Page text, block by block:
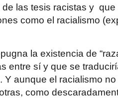
de las tesis racistas y
como el racialismo
la existencia de
entre sí y que se
Y aunque el racialismo
como